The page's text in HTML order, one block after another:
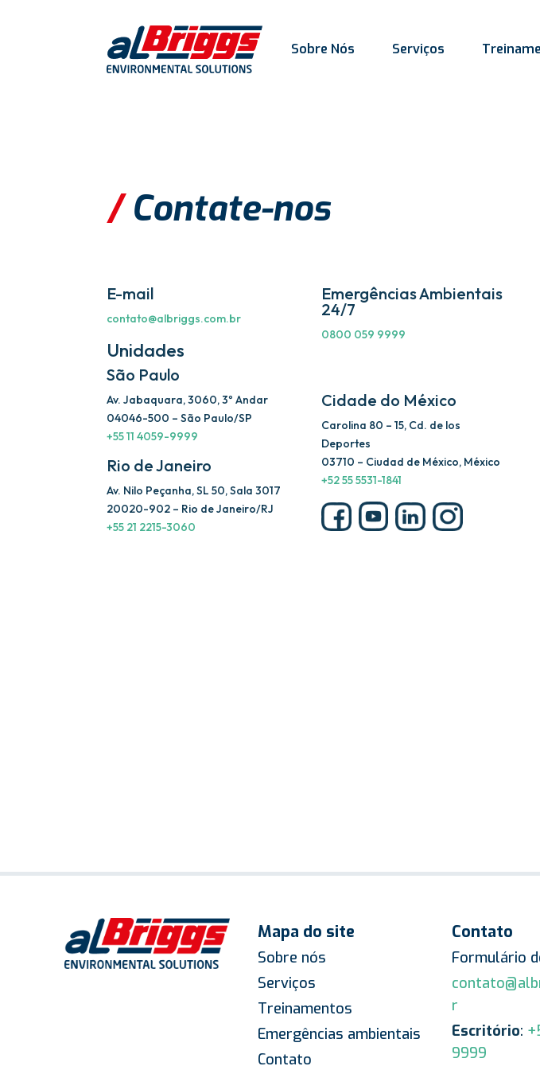
Sobre Nós Serviços
/Contate-nos
E-mail
contato@albriggs.com.br
Unidades
São Paulo
Av. Jabaquara, 3060, 3º Andar
04046-500 – São Paulo/SP
+55 11 4059-9999
Rio de Janeiro
Av. Nilo Peçanha, SL 50, Sala 3017
20020-902 – Rio de Janeiro/RJ
+55 21 2215-3060
Emergências Ambientais
24/7
0800 059 9999
Cidade do México
Carolina 80 – 15, Cd. de los
Deportes
03710 – Ciudad de México, México
+52 55 5531-1841
Mapa do site
Sobre nós
Serviços
Treinamentos
Emergências ambientais
Contato
Contato
Formulário
r
Escritório:
9999